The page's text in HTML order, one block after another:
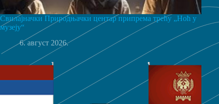
Свилајначки Природњачки центар припрема трећу „Ноћ у
музеју“
6. август 2026.